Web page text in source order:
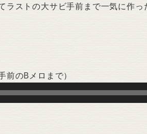
ラストの大サビ手前まで一気に作っ
前のBメロまで）